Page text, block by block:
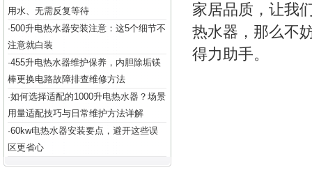
用水、无需反复等待
·500升电热水器安装注意：这5个细节不
注意就白装
·455升电热水器维护保养，内胆除垢镁
棒更换电路故障排查维修方法
·如何选择适配的1000升电热水器？场景
用量适配技巧与日常维护方法详解
·60kw电热水器安装要点，避开这些误
区更省心
家居品质，让我
热水器，那么不
得力助手。